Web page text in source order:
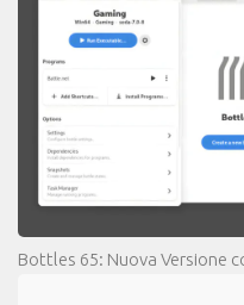
Bottles 65: Nuova Versione